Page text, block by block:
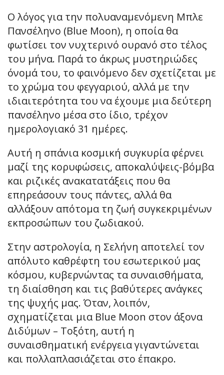
Ο λόγος για την πολυαναμενόμενη Μπλε
Πανσέληνο (Blue Moon), η οποία θα
φωτίσει τον νυχτερινό ουρανό στο τέλος
του μήνα. Παρά το άκρως μυστηριώδες
όνομά του, το φαινόμενο δεν σχετίζεται με
το χρώμα του φεγγαριού, αλλά με την
ιδιαιτερότητα του να έχουμε μια δεύτερη
πανσέληνο μέσα στο ίδιο, τρέχον
ημερολογιακό 31 ημέρες.
Αυτή η σπάνια κοσμική συγκυρία φέρνει
μαζί της κορυφώσεις, αποκαλύψεις-βόμβα
και ριζικές ανακατατάξεις που θα
επηρεάσουν τους πάντες, αλλά θα
αλλάξουν απότομα τη ζωή συγκεκριμένων
εκπροσώπων του ζωδιακού.
Στην αστρολογία, η Σελήνη αποτελεί τον
απόλυτο καθρέφτη του εσωτερικού μας
κόσμου, κυβερνώντας τα συναισθήματα,
τη διαίσθηση και τις βαθύτερες ανάγκες
της ψυχής μας. Όταν, λοιπόν,
σχηματίζεται μια Blue Moon στον άξονα
Διδύμων – Τοξότη, αυτή η
συναισθηματική ενέργεια γιγαντώνεται
και πολλαπλασιάζεται στο έπακρο.